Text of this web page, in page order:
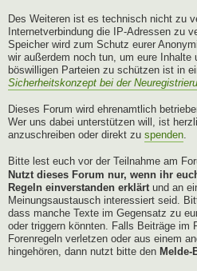
Des Weiteren ist es technisch nicht zu
Internetverbindung die IP-Adressen zu
Speicher wird zum Schutz eurer
wir außerdem noch tun, um eure Inhalte
böswilligen Parteien zu schützen ist in
Sicherheitskonzept bei der
Dieses Forum wird ehrenamtlich
Wer uns dabei unterstützen will, ist
anzuschreiben oder direkt zu spenden.
Bitte lest euch vor der Teilnahme am
Nutzt dieses Forum nur, wenn ihr
Regeln einverstanden erklärtund an
Meinungsaustausch interessiert seid.
dass manche Texte im Gegensatz zu
oder triggern könnten. Falls Beiträge im
Forenregeln verletzen oder aus einem
hingehören, dann nutzt bitte den Melde-